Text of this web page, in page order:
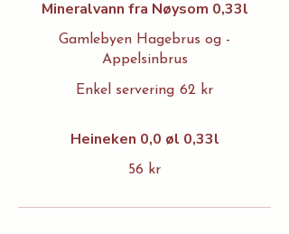
Mineralvann fra Nøysom 0,33l
Gamlebyen Hagebrus og -
Appelsinbrus
Enkel servering 62 kr
Heineken 0,0 øl 0,33l
56 kr